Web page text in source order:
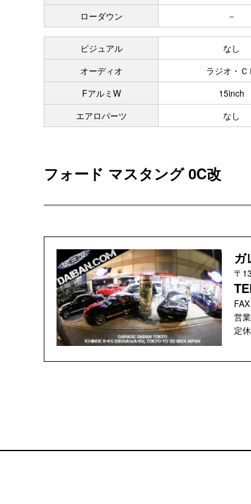
ローダウン
－
ビジュアル なし
オーディオ
ラジオ・Ｃ
FアルミW
15inch
エアロパーツ
なし
フォード マスタング 0C改
ガ
〒
営
定